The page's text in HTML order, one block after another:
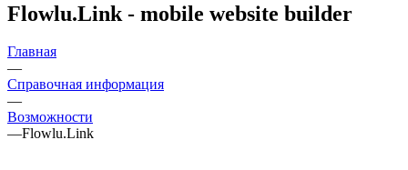
Flowlu.Link - mobile website builder
Главная
—
Справочная информация
—
Возможности
—Flowlu.Link